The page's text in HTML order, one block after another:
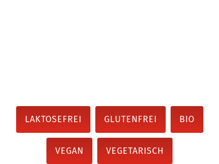
LAKTOSEFREI GLUTENFREI BIO
VEGAN VEGETARISCH